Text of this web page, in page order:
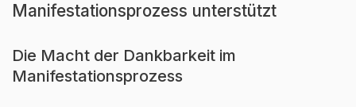
Manifestationsprozess unterstützt
Die Macht der Dankbarkeit im
Manifestationsprozess